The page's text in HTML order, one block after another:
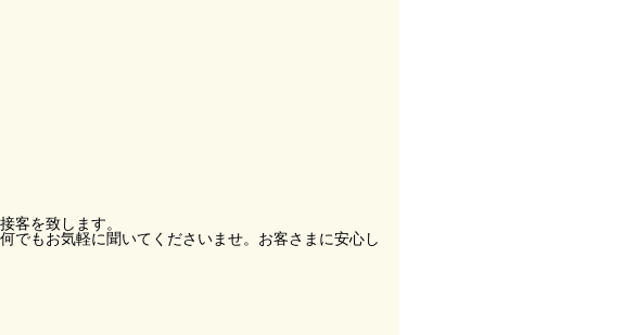
客を致します。
でもお気軽に聞いてくださいませ。お客さまに安心し